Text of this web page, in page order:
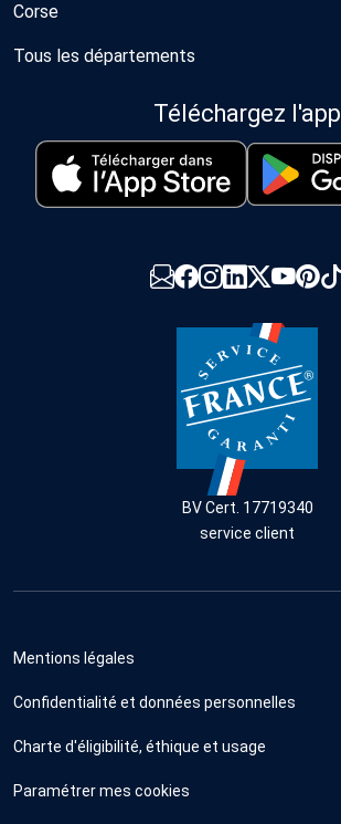
Corse
Tous les départements
Téléchargez l'app
BV Cert. 17719340
service client
Mentions légales
Confidentialité et données personnelles
Charte d'éligibilité, éthique et usage
Paramétrer mes cookies